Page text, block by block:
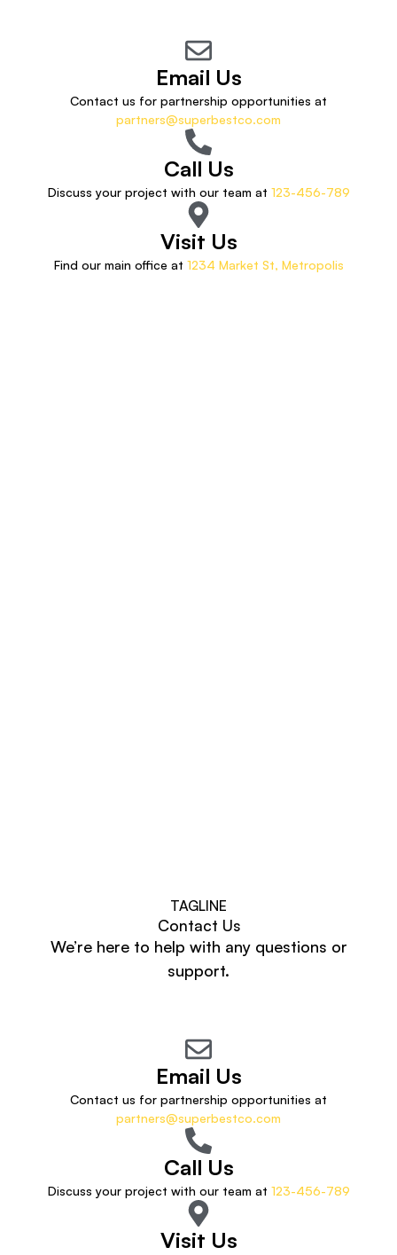
Email Us
Contact us for partnership opportunities at
partners@superbestco.com
Call Us
Discuss your project with our team at 123-456-789
Visit Us
Find our main office at 1234 Market St, Metropolis
TAGLINE
Contact Us
We’re here to help with any questions or
support.
Email Us
Contact us for partnership opportunities at
partners@superbestco.com
Call Us
Discuss your project with our team at 123-456-789
Visit Us